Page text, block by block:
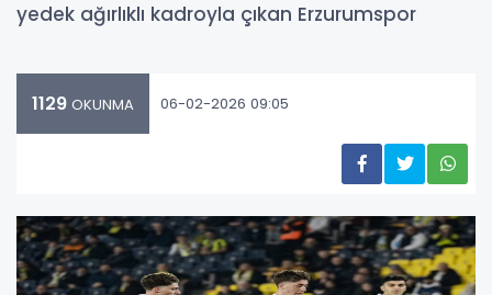
yedek ağırlıklı kadroyla çıkan Erzurumspor
1129 OKUNMA 06-02-2026 09:05